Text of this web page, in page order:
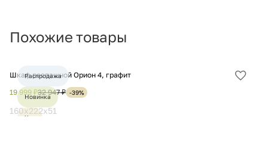
Похожие товары
Шкаф распашной Орион 4, графит
19 999 ₽32 947 ₽ -39%
Распродажа
Новинка
Хит
160х222х51